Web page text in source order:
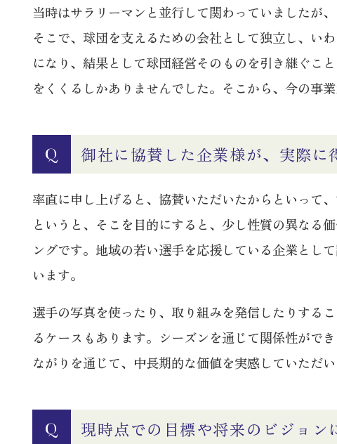
当時はサラリーマンと並行して関わっていましたが
そこで、球団を支えるための会社として独立し、い
になり、結果として球団経営そのものを引き継ぐこ
をくくるしかありませんでした。そこから、今の事
Q 御社に協賛した企業様が、実際
率直に申し上げると、協賛いただいたからといって
というと、そこを目的にすると、少し性質の異なる
ングです。地域の若い選手を応援している企業とし
います。
選手の写真を使ったり、取り組みを発信したりする
るケースもあります。シーズンを通じて関係性がで
ながりを通じて、中長期的な価値を実感していただい
Q 現時点での目標や将来のビジョン